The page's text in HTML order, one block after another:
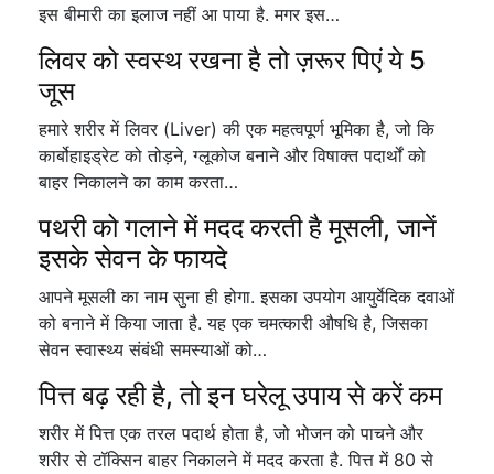
इस बीमारी का इलाज नहीं आ पाया है. मगर इस…
लिवर को स्वस्थ रखना है तो ज़रूर पिएं ये 5
जूस
हमारे शरीर में लिवर (Liver) की एक महत्वपूर्ण भूमिका है, जो कि
कार्बोहाइड्रेट को तोड़ने, ग्लूकोज बनाने और विषाक्त पदार्थों को
बाहर निकालने का काम करता…
पथरी को गलाने में मदद करती है मूसली, जानें
इसके सेवन के फायदे
आपने मूसली का नाम सुना ही होगा. इसका उपयोग आयुर्वेदिक दवाओं
को बनाने में किया जाता है. यह एक चमत्कारी औषधि है, जिसका
सेवन स्वास्थ्य संबंधी समस्याओं को…
पित्त बढ़ रही है, तो इन घरेलू उपाय से करें कम
शरीर में पित्त एक तरल पदार्थ होता है, जो भोजन को पाचने और
शरीर से टॉक्सिन बाहर निकालने में मदद करता है. पित्त में 80 से